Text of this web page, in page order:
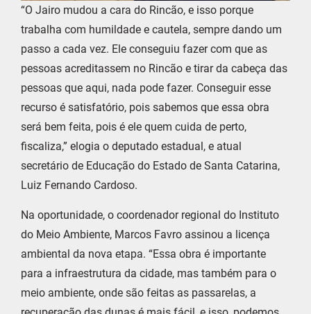
“O Jairo mudou a cara do Rincão, e isso porque
trabalha com humildade e cautela, sempre dando um
passo a cada vez. Ele conseguiu fazer com que as
pessoas acreditassem no Rincão e tirar da cabeça das
pessoas que aqui, nada pode fazer. Conseguir esse
recurso é satisfatório, pois sabemos que essa obra
será bem feita, pois é ele quem cuida de perto,
fiscaliza,” elogia o deputado estadual, e atual
secretário de Educação do Estado de Santa Catarina,
Luiz Fernando Cardoso.
Na oportunidade, o coordenador regional do Instituto
do Meio Ambiente, Marcos Favro assinou a licença
ambiental da nova etapa. “Essa obra é importante
para a infraestrutura da cidade, mas também para o
meio ambiente, onde são feitas as passarelas, a